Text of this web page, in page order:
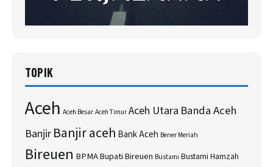
TOPIK
Aceh Aceh Besar Aceh Timur Aceh Utara Banda Aceh
BanjirBanjir aceh Bank Aceh Bener Meriah
Bireuen BPMABupati Bireuen Bustami Bustami Hamzah